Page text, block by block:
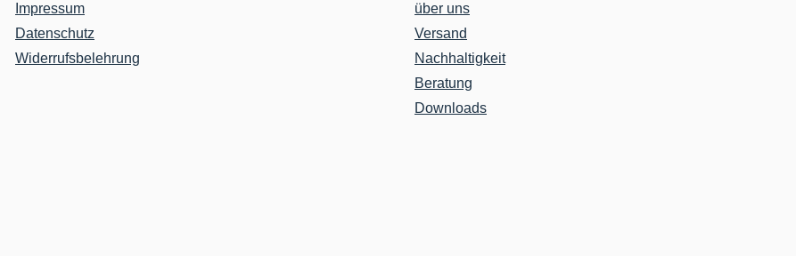
Impressum
Datenschutz
Widerrufsbelehrung
über uns
Versand
Nachhaltigkeit
Beratung
Downloads